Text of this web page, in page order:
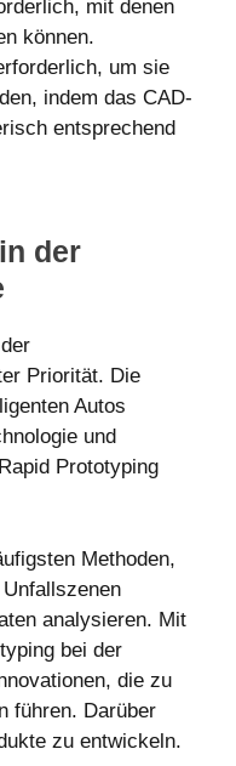
mit denen
können.
um sie
indem das CAD-
entsprechend
der
Priorität. Die
Autos
und
Prototyping
Methoden,
analysieren. Mit
bei der
die zu
führen. Darüber
zu entwickeln.